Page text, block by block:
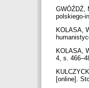
GWÓŹDŹ,
polskiego-
KOLASA,
KOLASA,
4, s.
[online].